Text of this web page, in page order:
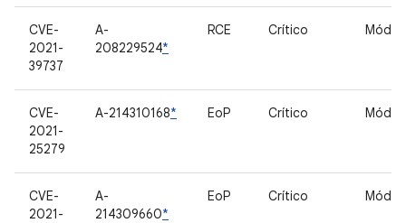
CVE-
2021-
39737
A-
208229524*
RCE Crítico
CVE-
2021-
25279
A-214310168* EoP Crítico
CVE-
2021-
A-
214309660*
EoP Crítico